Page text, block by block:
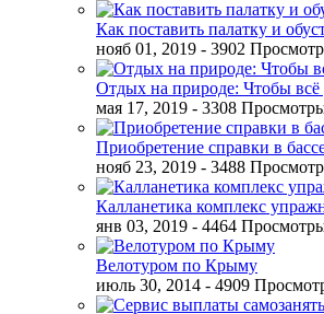
Как поставить палатку и
нояб 01, 2019 - 3902
Отдых на природе: Чтобы всё
мая 17, 2019 - 3308
Приобретение справки в
нояб 23, 2019 - 3488
Калланетика комплекс
янв 03, 2019 - 4464
Велотуром по Крыму
июль 30, 2014 - 4909